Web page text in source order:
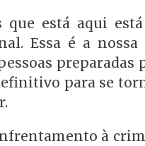
que está aqui
Essa é a
preparadas
para se
à